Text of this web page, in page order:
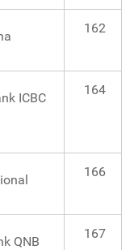
162
ICBC
164
166
QNB
167